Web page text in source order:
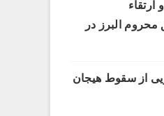
البرز در
از سقوط هیجان